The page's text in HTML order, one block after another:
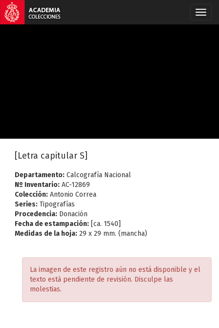
[Letra capitular S]
Departamento: Calcografía Nacional
Nº Inventario: AC-12869
Colección: Antonio Correa
Series: Tipografías
Procedencia: Donación
Fecha de estampación: [ca. 1540]
Medidas de la hoja: 29 x 29 mm. (mancha)
La imagen de este registro aún no está disponible y el
texto está pendiente de revisión. Disculpe las
molestias.